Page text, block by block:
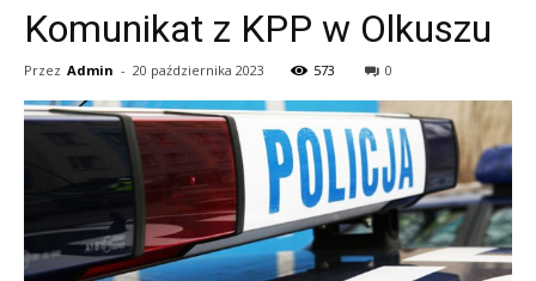
Komunikat z KPP w Olkuszu
Przez Admin - 20 października 2023 573 0